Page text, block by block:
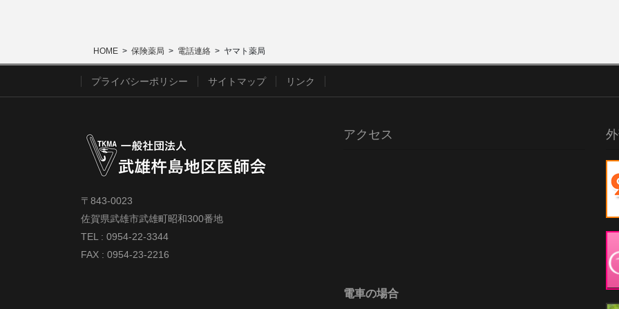
HOME 保険薬局 電話連絡 ヤマト薬局
プライバシーポリシー サイトマップ リンク
〒843-0023
佐賀県武雄市武雄町昭和300番地
TEL : 0954-22-3344
FAX : 0954-23-2216
アクセス
電車の場合